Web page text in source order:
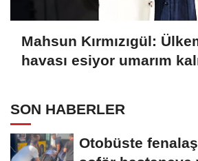
Mahsun Kırmızıgül:
havası esiyor umarım
SON HABERLER
Otobüste